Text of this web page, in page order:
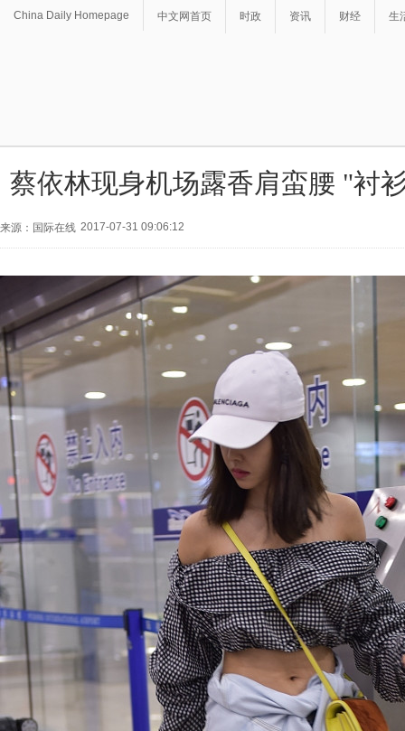
China Daily Homepage 中文网首页 时政 资讯 财经 生
蔡依林现身机场露香肩蛮腰 "衬
来源：国际在线 2017-07-31 09:06:12